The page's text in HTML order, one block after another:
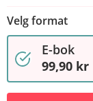
Velg format
E-bok
99,90 kr